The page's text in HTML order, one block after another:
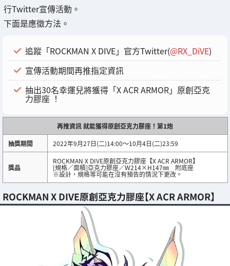
行Twitter宣傳活動。
下面是應徵方法。
追蹤「ROCKMAN X DIVE」官方Twitter(@RX_DiVE)
宣傳活動期間再推指定資訊
抽出30名幸運兒將獲得「X ACR ARMOR」原創亞克
力膠座 ！
再推資訊 就能獲得原創亞克力膠座！第1炮
抽獎期間
2022年9月27日(二)14:00～10月4日(二)23:59
獎品
ROCKMAN X DIVE原創亞克力膠座【X ACR ARMOR】
[規格／面積]亞克力膠座／W214×H147㎜ 附底座
※設計，規格等可能在沒有預告的情況下更改。
ROCKMAN X DIVE原創亞克力膠座【X ACR ARMOR】